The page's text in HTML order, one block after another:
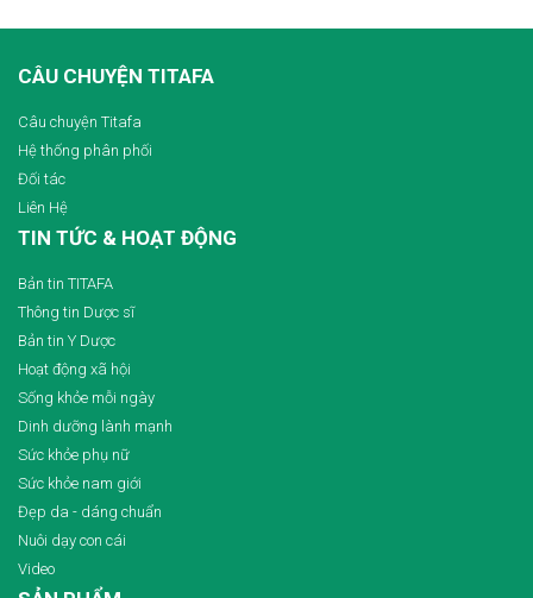
CÂU CHUYỆN TITAFA
Câu chuyện Titafa
Hệ thống phân phối
Đối tác
Liên Hệ
TIN TỨC & HOẠT ĐỘNG
Bản tin TITAFA
Thông tin Dược sĩ
Bản tin Y Dược
Hoạt động xã hội
Sống khỏe mỗi ngày
Dinh dưỡng lành mạnh
Sức khỏe phụ nữ
Sức khỏe nam giới
Đẹp da - dáng chuẩn
Nuôi dạy con cái
Video